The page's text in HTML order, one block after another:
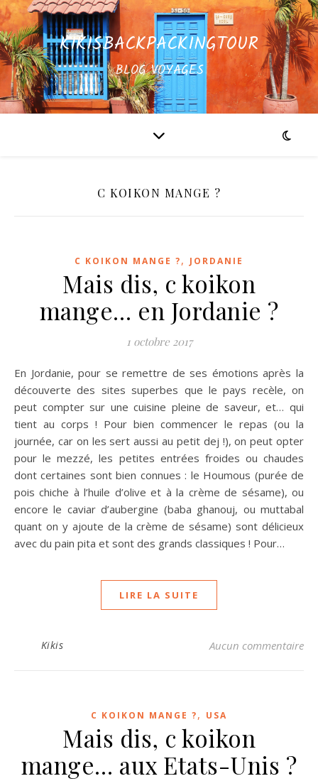
KIKISBACKPACKINGTOUR
BLOG VOYAGES
C KOIKON MANGE ?
C KOIKON MANGE ?, JORDANIE
Mais dis, c koikon
mange… en Jordanie ?
1 octobre 2017
En Jordanie, pour se remettre de ses émotions après la
découverte des sites superbes que le pays recèle, on
peut compter sur une cuisine pleine de saveur, et… qui
tient au corps ! Pour bien commencer le repas (ou la
journée, car on les sert aussi au petit dej !), on peut opter
pour le mezzé, les petites entrées froides ou chaudes
dont certaines sont bien connues : le Houmous (purée de
pois chiche à l’huile d’olive et à la crème de sésame), ou
encore le caviar d’aubergine (baba ghanouj, ou muttabal
quant on y ajoute de la crème de sésame) sont délicieux
avec du pain pita et sont des grands classiques ! Pour…
LIRE LA SUITE
Kikis Aucun commentaire
C KOIKON MANGE ?, USA
Mais dis, c koikon
mange… aux Etats-Unis ?